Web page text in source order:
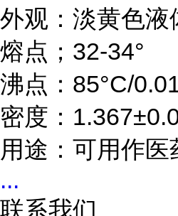
外观：淡黄色液
熔点；32-34°
沸点：85°C/
密度：
用途：可用作医
...
联系我们